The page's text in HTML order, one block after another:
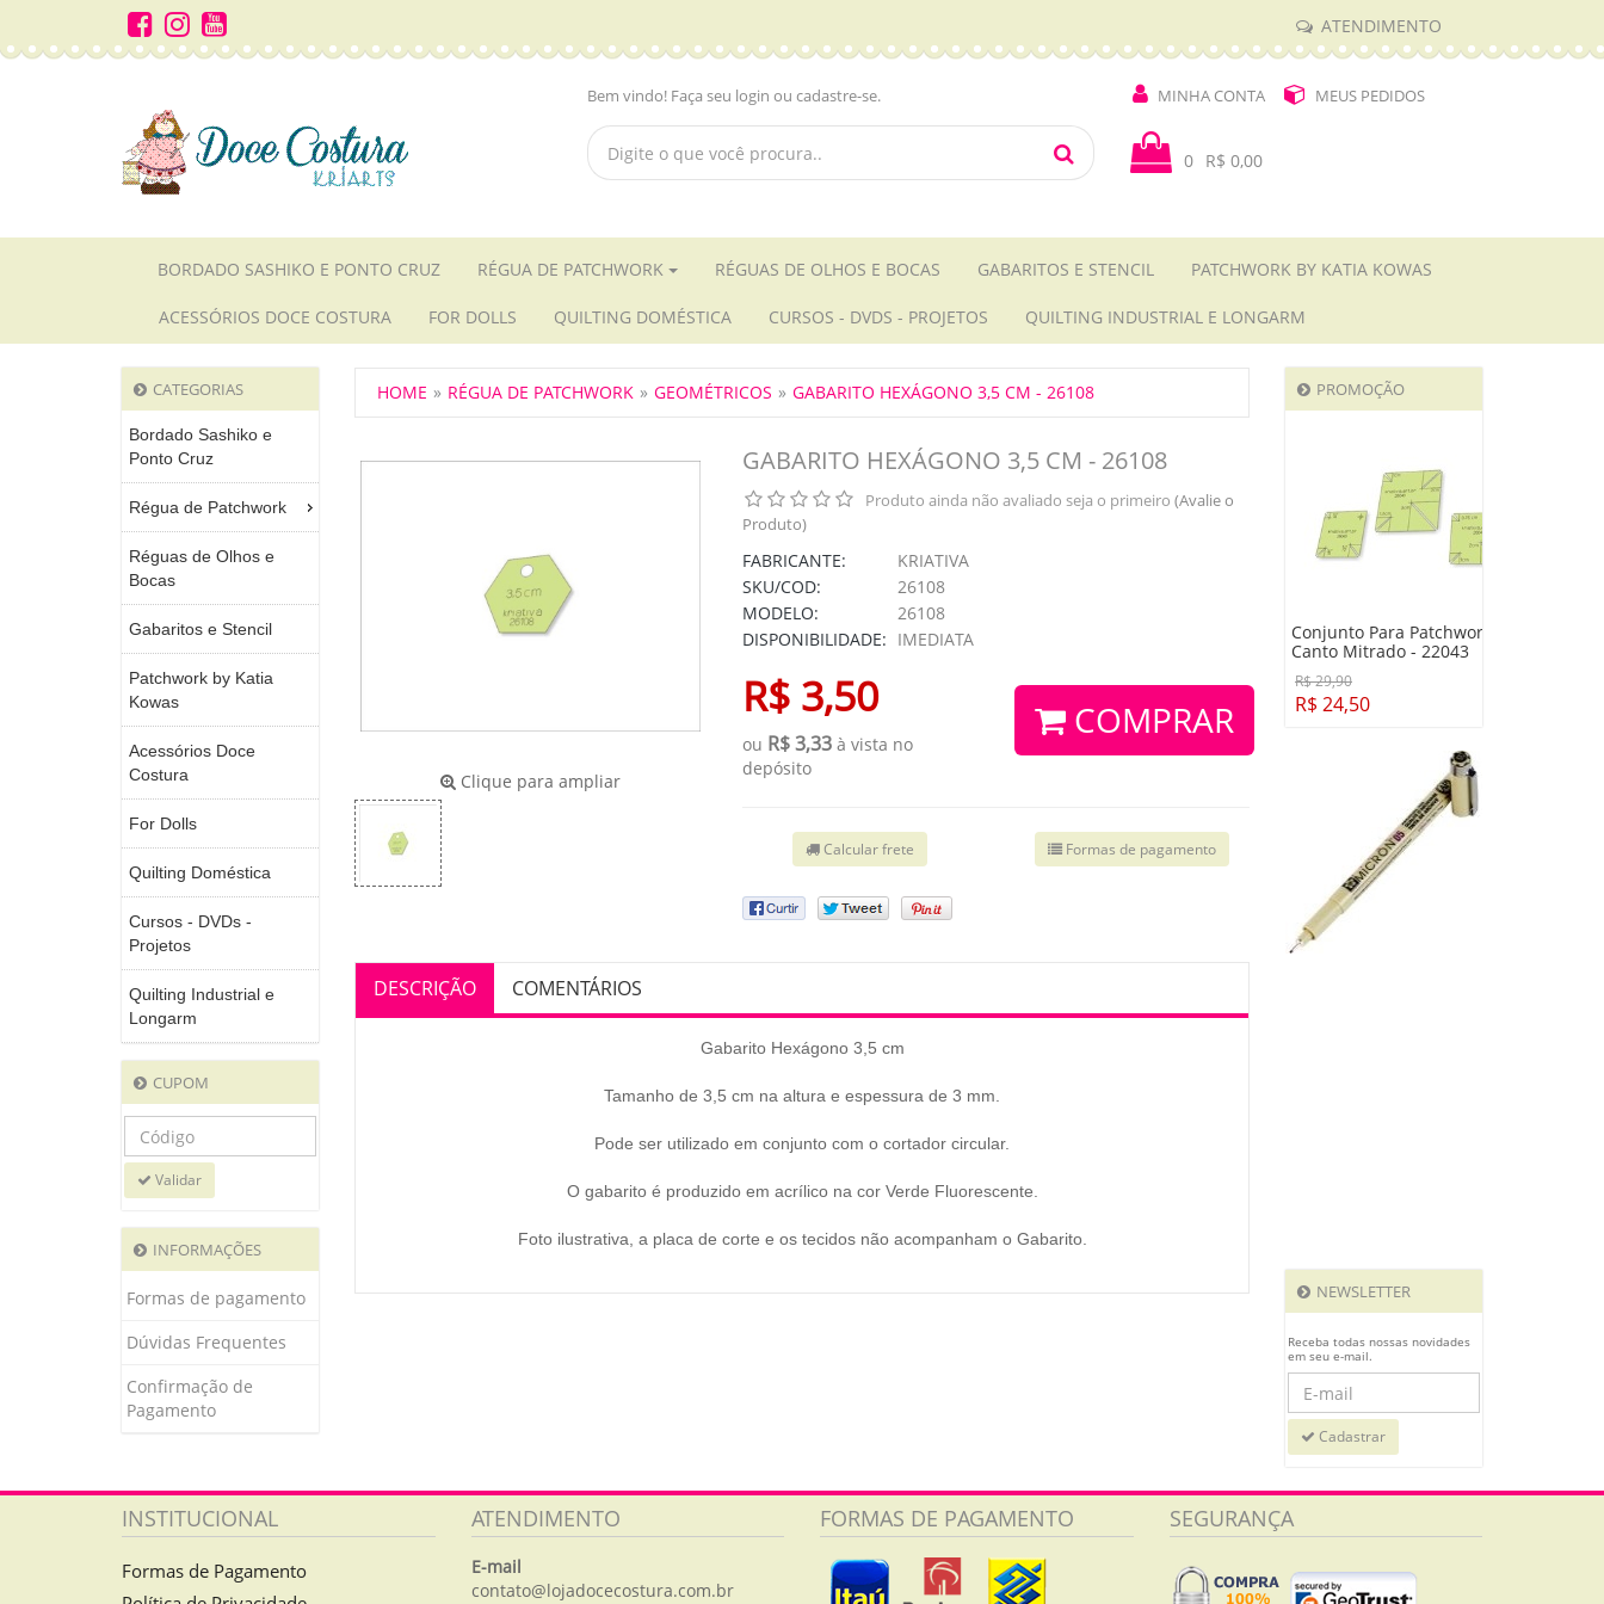
ATENDIMENTO
Bem vindo! Faça seu login ou cadastre-se. MINHA CONTA MEUS PEDIDOS
0 R$ 0,00
BORDADO SASHIKO E PONTO CRUZ RÉGUA DE PATCHWORK RÉGUAS DE OLHOS E BOCAS GABARITOS E STENCIL PATCHWORK BY KATIA KOWAS
ACESSÓRIOS DOCE COSTURA FOR DOLLS QUILTING DOMÉSTICA CURSOS - DVDS - PROJETOS QUILTING INDUSTRIAL E LONGARM
CATEGORIAS
Bordado Sashiko e
Ponto Cruz
Régua de Patchwork
Réguas de Olhos e
Bocas
Gabaritos e Stencil
Patchwork by Katia
Kowas
Acessórios Doce
Costura
For Dolls
Quilting Doméstica
Cursos - DVDs -
Projetos
Quilting Industrial e
Longarm
CUPOM
Validar
INFORMAÇÕES
Formas de pagamento
Dúvidas Frequentes
Confirmação de
Pagamento
HOME RÉGUA DE PATCHWORK GEOMÉTRICOS GABARITO HEXÁGONO 3,5 CM - 26108
Clique para ampliar
GABARITO HEXÁGONO 3,5 CM - 26108
Produto ainda não avaliado seja o primeiro (Avalie o
Produto)
FABRICANTE:
KRIATIVA
SKU/COD:
26108
MODELO:
26108
DISPONIBILIDADE: IMEDIATA
R$ 3,50
ou R$ 3,33 à vista no
depósito
COMPRAR
Calcular frete Formas de pagamento
DESCRIÇÃO COMENTÁRIOS
Gabarito Hexágono 3,5 cm
Tamanho de 3,5 cm na altura e espessura de 3 mm.
Pode ser utilizado em conjunto com o cortador circular.
O gabarito é produzido em acrílico na cor Verde Fluorescente.
Foto ilustrativa, a placa de corte e os tecidos não acompanham o Gabarito.
PROMOÇÃO
Conjunto Para Patchwork -
Canto Mitrado - 22043
R$ 29,90
R$ 24,50
NEWSLETTER
Receba todas nossas novidades
em seu e-mail.
Cadastrar
INSTITUCIONAL
Formas de Pagamento
ATENDIMENTO
E-mail
contato@lojadocecostura.com.br
FORMAS DE PAGAMENTO SEGURANÇA